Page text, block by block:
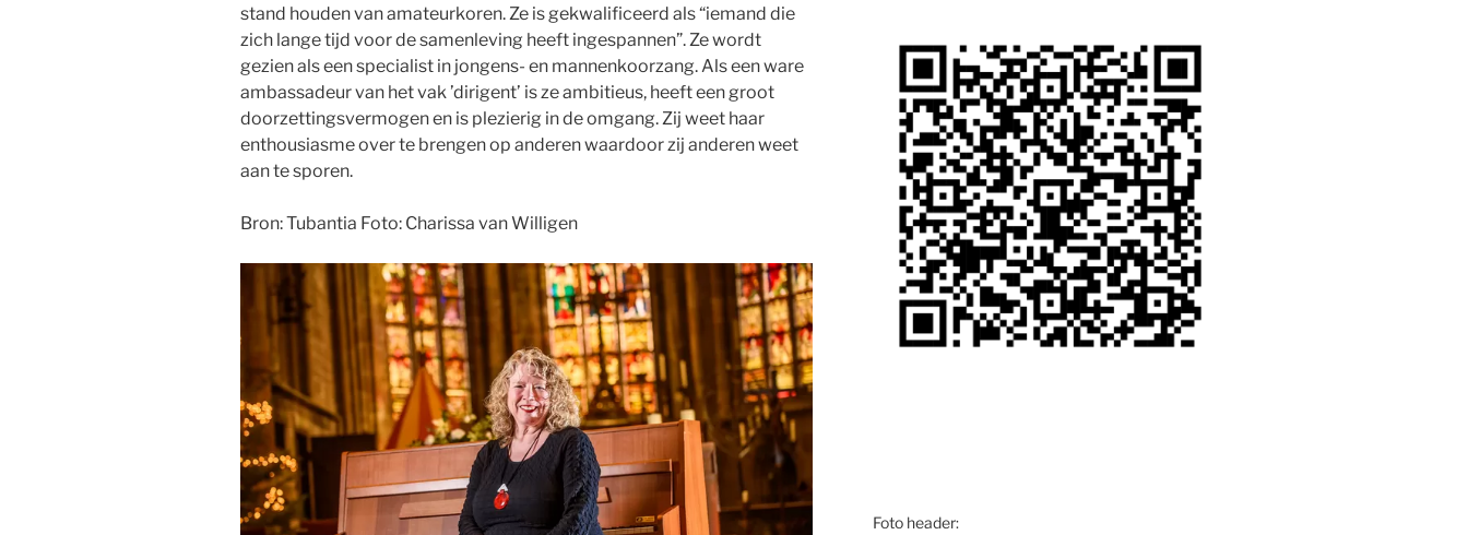
stand houden van amateurkoren. Ze is gekwalificeerd als “iemand die
zich lange tijd voor de samenleving heeft ingespannen”. Ze wordt
gezien als een specialist in jongens- en mannenkoorzang. Als een ware
ambassadeur van het vak ’dirigent’ is ze ambitieus, heeft een groot
doorzettingsvermogen en is plezierig in de omgang. Zij weet haar
enthousiasme over te brengen op anderen waardoor zij anderen weet
aan te sporen.
Bron: Tubantia Foto: Charissa van Willigen
Foto header: